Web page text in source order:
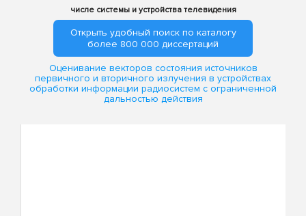
числе системы и устройства телевидения
Открыть удобный поиск по каталогу
более 800 000 диссертаций
Оценивание векторов состояния источников
первичного и вторичного излучения в устройствах
обработки информации радиосистем с ограниченной
дальностью действия